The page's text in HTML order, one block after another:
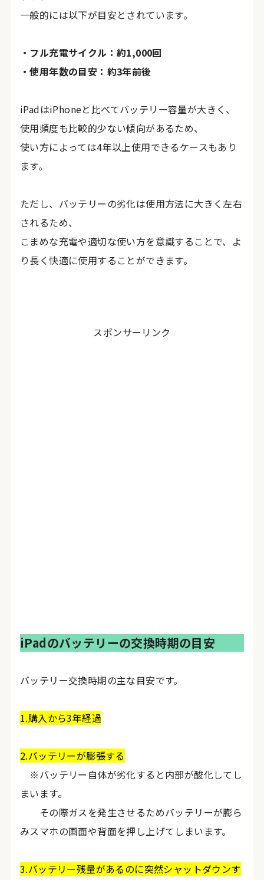
一般的には以下が目安とされています。
・フル充電サイクル：約1,000回
・使用年数の目安：約3年前後
iPadはiPhoneと比べてバッテリー容量が大きく、
使用頻度も比較的少ない傾向があるため、
使い方によっては4年以上使用できるケースもあり
ます。
ただし、バッテリーの劣化は使用方法に大きく左右
されるため、
こまめな充電や適切な使い方を意識することで、よ
り長く快適に使用することができます。
スポンサーリンク
iPadのバッテリーの交換時期の目安
バッテリー交換時期の主な目安です。
1.購入から3年経過
2.バッテリーが膨張する
※バッテリー自体が劣化すると内部が酸化してし
まいます。
その際ガスを発生させるためバッテリーが膨ら
みスマホの画面や背面を押し上げてしまいます。
3.バッテリー残量があるのに突然シャットダウンす